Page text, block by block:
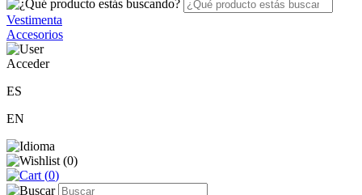
Vestimenta
Accesorios
Acceder
ES
EN
(0)
(0)